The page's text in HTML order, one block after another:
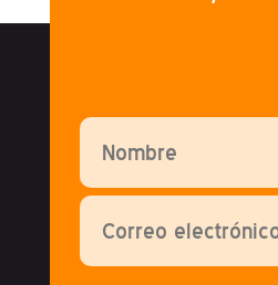
Por favor, deja este